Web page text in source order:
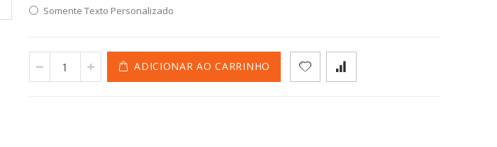
Adesivo Lacre Casca de Ovo Personalizado
Somente Texto Personalizado
ADICIONAR AO CARRINHO